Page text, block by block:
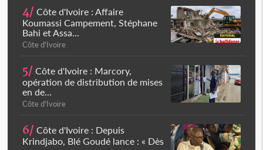
4/ Côte d'Ivoire : Affaire
Koumassi Campement, Stéphane
Bahi et Assa...
Côte d'Ivoire
5/ Côte d'Ivoire : Marcory,
opération de distribution de mises
en de...
Côte d'Ivoire
6/ Côte d'Ivoire : Depuis
Krindjabo, Blé Goudé lance : « Dès